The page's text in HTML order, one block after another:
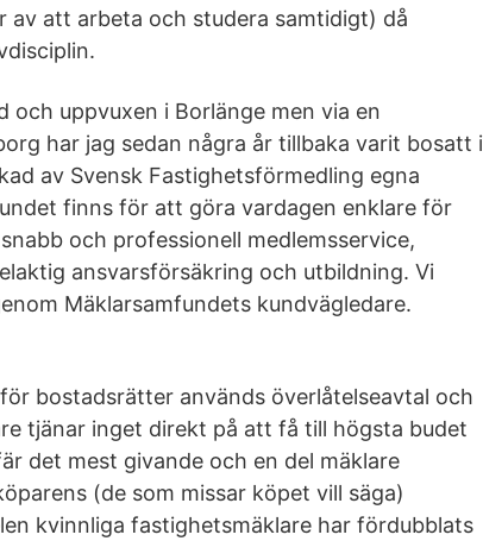
av att arbeta och studera samtidigt) då
och uppvuxen i Borlänge men via en
har jag sedan några år tillbaka varit bosatt i
av Svensk Fastighetsförmedling egna
finns för att göra vardagen enklare för
och professionell medlemsservice,
ansvarsförsäkring och utbildning. Vi
Mäklarsamfundets kundvägledare.
bostadsrätter används överlåtelseavtal och
tjänar inget direkt på att få till högsta budet
det mest givande och en del mäklare
(de som missar köpet vill säga)
kvinnliga fastighetsmäklare har fördubblats